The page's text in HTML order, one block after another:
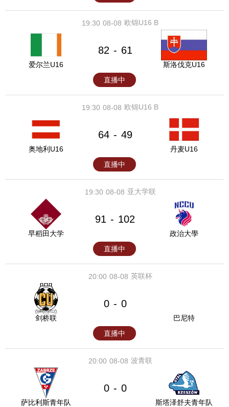
08-08
19:30 欧锦U16 B
爱尔兰U16
82 - 61
斯洛伐克U16
直播中
08-08
19:30 欧锦U16 B
奥地利U16
64 - 49
丹麦U16
直播中
08-08
19:30 亚大学联
早稻田大学
91 - 102
政治大學
直播中
08-08
20:00 英联杯
剑桥联
0 - 0
巴尼特
直播中
08-08
20:00 波青联
萨比利斯青年队
0 - 0
斯塔泽舒夫青年队